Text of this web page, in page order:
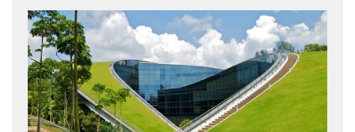
học tập và nghiên cứu chất lượng nhằm nâng cao
kỹ năng, kiến thức và năng lực của sinh viên và các
đối tác của trườngXem thêm